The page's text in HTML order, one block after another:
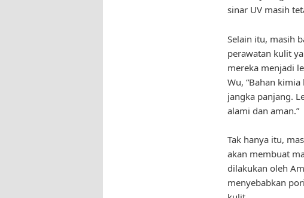
sinar UV masih
Selain itu, masih
perawatan kulit
mereka menjadi
Wu, “Bahan
jangka panjang.
alami dan aman.”
Tak hanya itu,
akan membuat
dilakukan oleh
menyebabkan